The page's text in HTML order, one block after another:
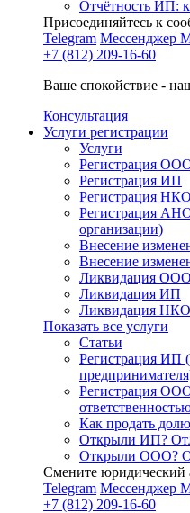
Отчётность ИП:
Присоединяйтесь к
Telegram Мессенджер
+7 (812) 209-16-60
Ваше спокойствие -
Консультация
Услуги регистрации
Услуги
Регистрация
Регистрация ИП
Регистрация НКО
Регистрация
организации)
Внесение
Внесение
Ликвидация ООО
Ликвидация ИП
Ликвидация НКО
Показать все услуги
Статьи
Регистрация ИП
Регистрация
Как продать
Открыли ИП?
Открыли ООО?
Смените юридический
Telegram Мессенджер
+7 (812) 209-16-60